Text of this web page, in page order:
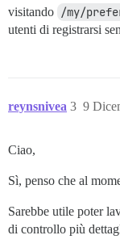
visitando /my/
utenti di registrarsi
reynsnivea 9
3
Ciao,
Sì, penso che al
Sarebbe utile poter
di controllo più